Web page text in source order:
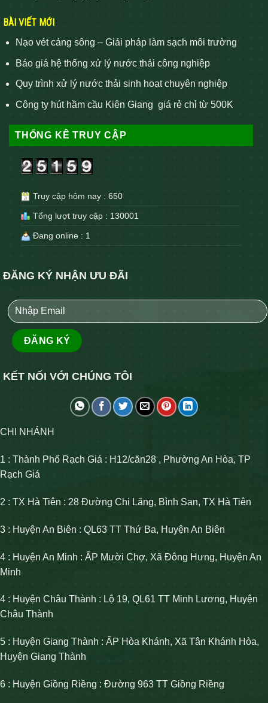
BÀI VIẾT MỚI
Nạo vét cảng sông – Giải pháp làm sạch môi trường
Báo giá hệ thống xử lý nước thải công nghiệp
Quy trình xử lý nước thải sinh hoạt chuyên nghiệp
Công ty hút hầm cầu Kiên Giang giá rẻ chỉ từ 500K
THỐNG KÊ TRUY CẬP
Truy cập hôm nay : 650
Tổng lượt truy cập : 130001
Đang online : 1
ĐĂNG KÝ NHẬN ƯU ĐÃI
KẾT NỐI VỚI CHÚNG TÔI
CHI NHÁNH
1 : Thành Phố Rạch Giá : H12/căn28 , Phường An Hòa, TP
Rạch Giá
2 : TX Hà Tiên : 28 Đường Chi Lăng, Bình San, TX Hà Tiên
3 : Huyện An Biên : QL63 TT Thứ Ba, Huyện An Biên
4 : Huyện An Minh : ẤP Mười Chợ, Xã Đông Hưng, Huyện An
Minh
4 : Huyện Châu Thành : Lộ 19, QL61 TT Minh Lương, Huyện
Châu Thành
5 : Huyện Giang Thành : ẤP Hòa Khánh, Xã Tân Khánh Hòa,
Huyện Giang Thành
6 : Huyện Giồng Riềng : Đường 963 TT Giồng Riềng